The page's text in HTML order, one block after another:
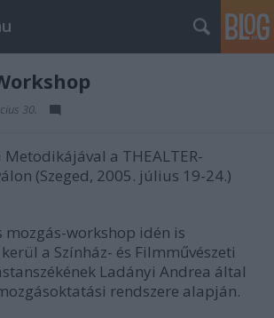
30.
a THEALTER-
(Szeged, 2005. július 19-24.)
mozgás-workshop idén is
a Színház- és Filmművészeti
Ladányi Andrea által
rendszere alapján.